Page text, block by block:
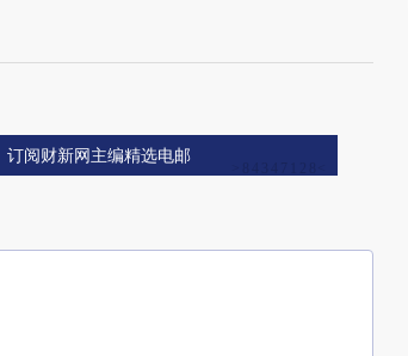
订阅财新网主编精选电邮